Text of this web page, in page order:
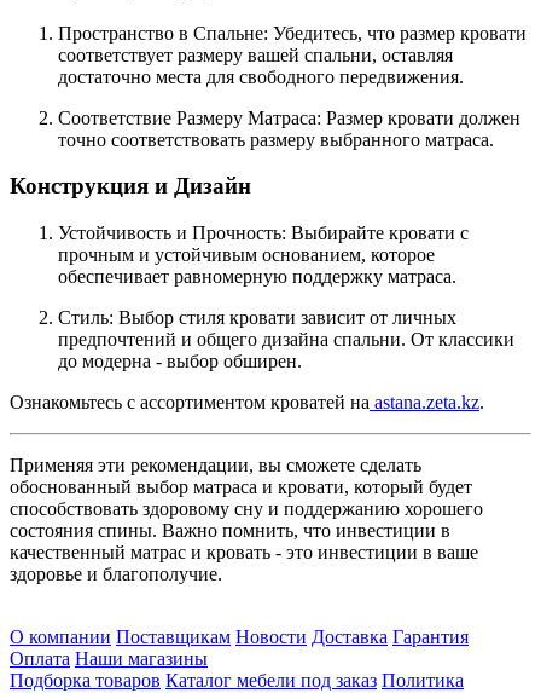
Пространство в Спальне: Убедитесь, что размер кровати
соответствует размеру вашей спальни, оставляя
достаточно места для свободного передвижения.
Соответствие Размеру Матраса: Размер кровати должен
точно соответствовать размеру выбранного матраса.
Конструкция и Дизайн
Устойчивость и Прочность: Выбирайте кровати с
прочным и устойчивым основанием, которое
обеспечивает равномерную поддержку матраса.
Стиль: Выбор стиля кровати зависит от личных
предпочтений и общего дизайна спальни. От классики
до модерна - выбор обширен.
Ознакомьтесь с ассортиментом кроватей на astana.zeta.kz.
Применяя эти рекомендации, вы сможете сделать
обоснованный выбор матраса и кровати, который будет
способствовать здоровому сну и поддержанию хорошего
состояния спины. Важно помнить, что инвестиции в
качественный матрас и кровать - это инвестиции в ваше
здоровье и благополучие.
О компании Поставщикам Новости Доставка Гарантия
Оплата Наши магазины
Подборка товаров Каталог мебели под заказ Политика